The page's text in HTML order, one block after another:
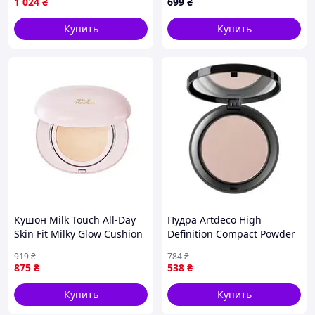
Купить
Купить
Кушон Milk Touch All-Day
Skin Fit Milky Glow Cushion
875 ₴
919₴
Купить
Пудра Artdeco High
Definition Compact Powder
Натуральный Персиковый
538 ₴
784₴
Купить